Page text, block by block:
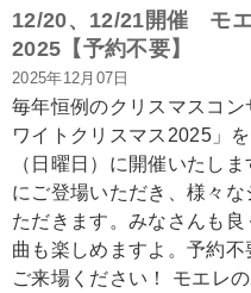
12/20、12/21開催 モ
2025【予約不要】
2025年12月07日
毎年恒例のクリスマスコ
ワイトクリスマス2025」
（日曜日）に開催いたし
にご登場いただき、様々
ただきます。みなさんも
曲も楽しめますよ。予約
ご来場ください！ モエレ